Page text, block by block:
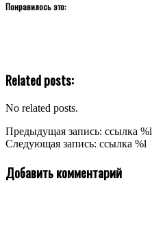
Понравилось это:
Related posts:
No related posts.
2020-
10-
Предыдущая запись: ссылка %l
Следующая запись: ссылка %l
Добавить комментарий